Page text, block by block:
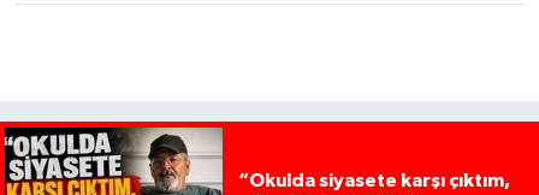
“Okulda siyasete karşı çıktım,